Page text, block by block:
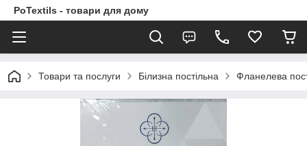
PoTextils - товари для дому
Товари та послуги Білизна постільна Фланелева